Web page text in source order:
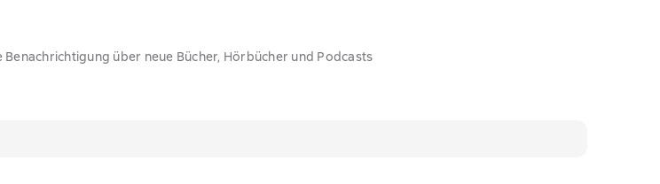
Benachrichtigung über neue Bücher, Hörbücher und Podcasts